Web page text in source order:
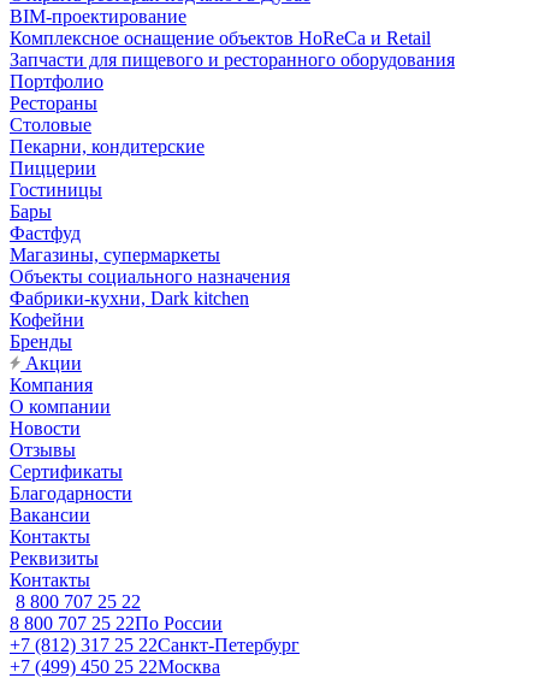
BIM-проектирование
Комплексное оснащение объектов HoReCa и Retail
Запчасти для пищевого и ресторанного оборудования
Портфолио
Рестораны
Столовые
Пекарни, кондитерские
Пиццерии
Гостиницы
Бары
Фастфуд
Магазины, супермаркеты
Объекты социального назначения
Фабрики-кухни, Dark kitchen
Кофейни
Бренды
Акции
Компания
О компании
Новости
Отзывы
Сертификаты
Благодарности
Вакансии
Контакты
Реквизиты
Контакты
8 800 707 25 22
8 800 707 25 22По России
+7 (812) 317 25 22Санкт-Петербург
+7 (499) 450 25 22Москва